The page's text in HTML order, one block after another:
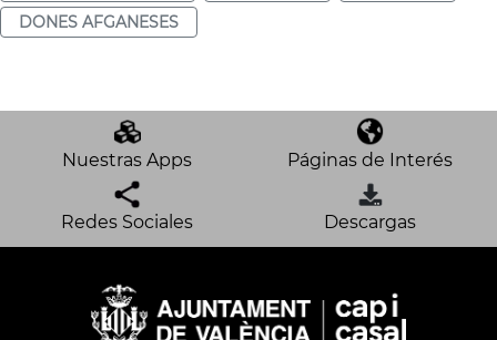
DONES AFGANESES
Nuestras Apps Páginas de Interés
Redes Sociales Descargas